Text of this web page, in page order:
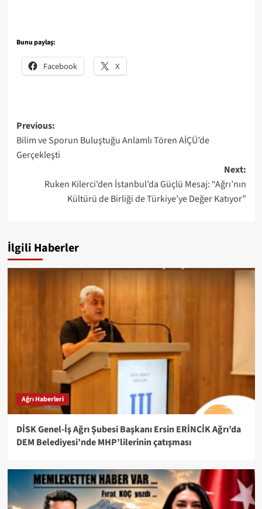
Bunu paylaş:
Facebook X
Post
navigation
Previous:
Bilim ve Sporun Buluştuğu Anlamlı Tören AİÇÜ’de
Gerçekleşti
Next:
Ruken Kilerci’den İstanbul’da Güçlü Mesaj: “Ağrı’nın
Kültürü de Birliği de Türkiye’ye Değer Katıyor”
İlgili Haberler
Ağrı Haberleri
DİSK Genel-İş Ağrı Şubesi Başkanı Ersin ERİNCİK Ağrı’da
DEM Belediyesi’nde MHP’lilerinin çatışması